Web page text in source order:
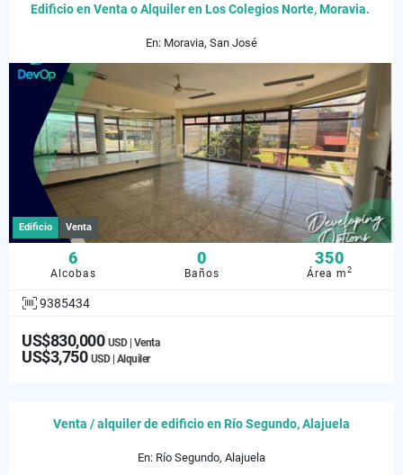
Edificio en Venta o Alquiler en Los Colegios Norte, Moravia.
En: Moravia, San José
Edificio Venta
6
Alcobas
0
Baños
350
Área m2
9385434
US$830,000 USD | Venta
US$3,750 USD | Alquiler
Venta / alquiler de edificio en Río Segundo, Alajuela
En: Río Segundo, Alajuela